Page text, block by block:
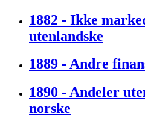
1882 - Ikke
utenlandske
1889 - Andre
1890 - Andeler
norske